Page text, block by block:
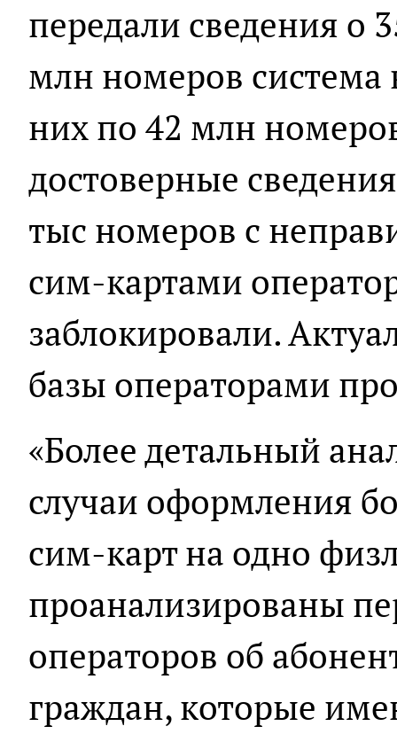
передали сведения о
млн номеров
них по 42 млн
достоверные
тыс номеров с
сим-картами
заблокировали.
базы операторами
«Более детальный
случаи оформления
сим-карт на одно
проанализированы
операторов об
граждан, которые